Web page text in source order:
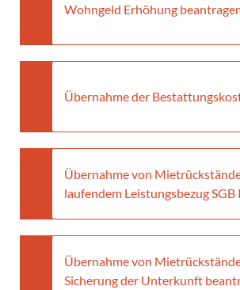
Wohngeld Erhöhung
Übernahme der
Übernahme von
laufendem Leistungsbezug
Übernahme von
Sicherung der Unterkunft